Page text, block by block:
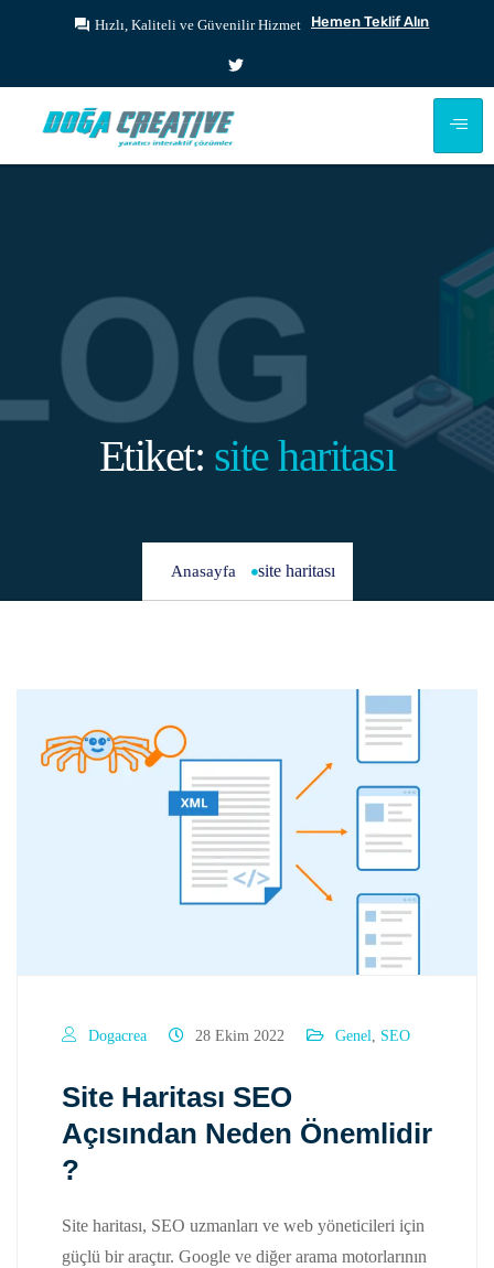
Hızlı, Kaliteli ve Güvenilir Hizmet Hemen Teklif Alın
Etiket: site haritası
Anasayfa site haritası
Dogacrea 28 Ekim 2022 Genel, SEO
Site Haritası SEO
Açısından Neden Önemlidir
?
Site haritası, SEO uzmanları ve web yöneticileri için
güçlü bir araçtır. Google ve diğer arama motorlarının